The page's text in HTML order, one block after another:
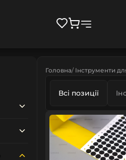
Головна Інструменти
Всі позиції